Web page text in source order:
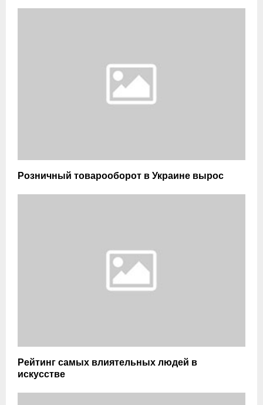
Розничный товарооборот в Украине вырос
Рейтинг самых влиятельных людей в
искусстве